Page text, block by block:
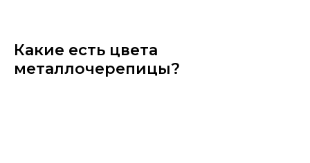
Какие есть цвета
металлочерепицы?